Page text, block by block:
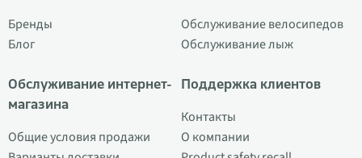
Бренды
Блог
Обслуживание интернет-
магазина
Общие условия продажи
Обслуживание велосипедов
Обслуживание лыж
Поддержка клиентов
Контакты
О компании